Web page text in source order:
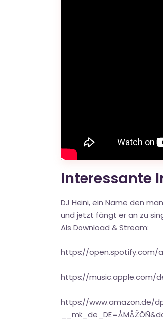
Interessante
DJ Heini, ein Name den
und jetzt fängt er an zu
Als Download & Stream:
https://open.spotify.com/
https://music.apple.com/
https://www.amazon.de/